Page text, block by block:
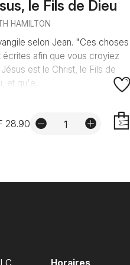
le Fils de Dieu
HAMILTON
selon Jean. "Ces choses
écrites afin que vous croyiez
est le Christ, le Fils de
et qu'e...
28.90
Horaires